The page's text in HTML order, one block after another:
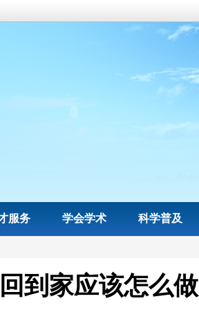
服务 学会学术 科学普及
到家应该怎么做